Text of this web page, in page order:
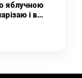
яблучною
і в